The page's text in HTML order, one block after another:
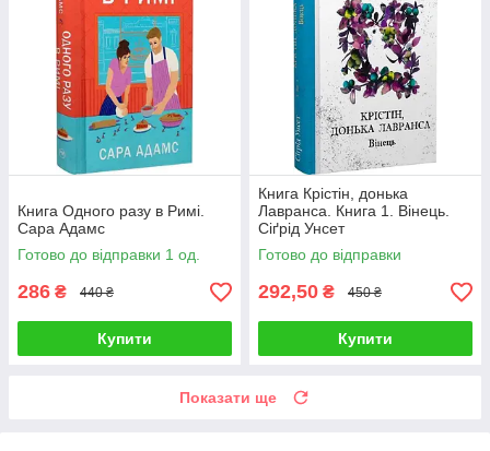
Книга Одного разу в Римі.
Сара Адамс
Готово до відправки 1 од.
286 ₴ 440 ₴
Купити
Книга Крістін, донька
Лавранса. Книга 1. Вінець.
Сіґрід Унсет
Готово до відправки
292,50 ₴ 450 ₴
Купити
Показати ще